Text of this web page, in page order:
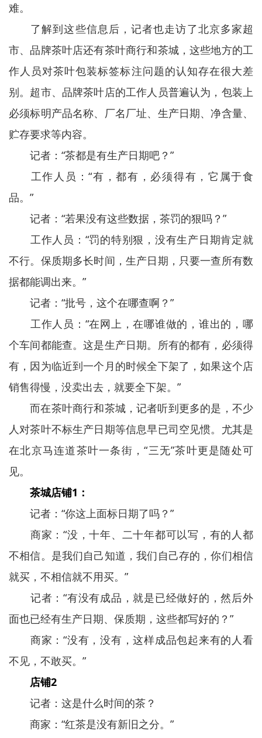
难。
了解到这些信息后，记者也走访了北京多家超
市、品牌茶叶店还有茶叶商行和茶城，这些地方的工
作人员对茶叶包装标签标注问题的认知存在很大差
别。超市、品牌茶叶店的工作人员普遍认为，包装上
必须标明产品名称、厂名厂址、生产日期、净含量、
贮存要求等内容。
记者：“茶都是有生产日期吧？”
工作人员：“有，都有，必须得有，它属于食
品。”
记者：“若果没有这些数据，茶罚的狠吗？”
工作人员：“罚的特别狠，没有生产日期肯定就
不行。保质期多长时间，生产日期，只要一查所有数
据都能调出来。”
记者：“批号，这个在哪查啊？”
工作人员：“在网上，在哪谁做的，谁出的，哪
个车间都能查。这是生产日期。所有的都有，必须得
有，因为临近到一个月的时候全下架了，如果这个店
销售得慢，没卖出去，就要全下架。”
而在茶叶商行和茶城，记者听到更多的是，不少
人对茶叶不标生产日期等信息早已司空见惯。尤其是
在北京马连道茶叶一条街，“三无”茶叶更是随处可
见。
茶城店铺1：
记者：“你这上面标日期了吗？”
商家：“没，十年、二十年都可以写，有的人都
不相信。是我们自己知道，我们自己存的，你们相信
就买，不相信就不用买。”
记者：“有没有成品，就是已经做好的，然后外
面也已经有生产日期、保质期，这些都写好的？”
商家：“没有，没有，这样成品包起来有的人看
不见，不敢买。”
店铺2
记者：这是什么时间的茶？
商家：“红茶是没有新旧之分。”